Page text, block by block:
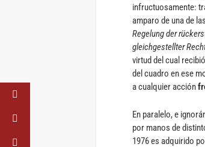
infructuosamente:
amparo de una de
Regelung der
gleichgestellter
virtud del cual
del cuadro en ese
a cualquier acción
En paralelo, e
por manos de
1976 es adquirido